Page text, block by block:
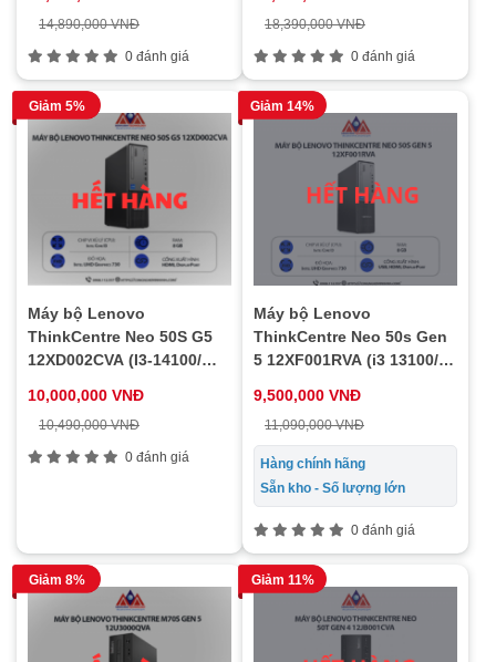
1Y)
14,890,000 VNĐ
0 đánh giá
18,390,000 VNĐ
0 đánh giá
Giảm 5%
Máy bộ Lenovo
ThinkCentre Neo 50S G5
12XD002CVA (I3-14100/
1Y)
10,000,000 VNĐ
10,490,000 VNĐ
0 đánh giá
Giảm 14%
Máy bộ Lenovo
ThinkCentre Neo 50s Gen
5 12XF001RVA (i3 13100/
9,500,000 VNĐ
11,090,000 VNĐ
Hàng chính hãng
Sẵn kho - Số lượng lớn
0 đánh giá
Giảm 8% Giảm 11%